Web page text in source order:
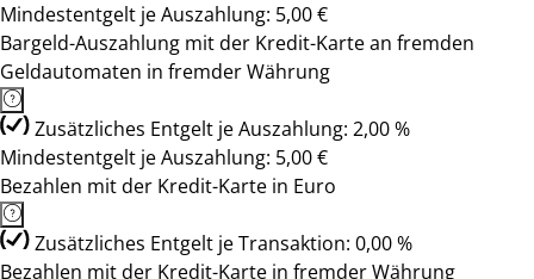
Mindestentgelt je Auszahlung: 5,00 €
Bargeld-Auszahlung mit der Kredit-Karte an fremden
Geldautomaten in fremder Währung
Zusätzliches Entgelt je Auszahlung: 2,00 %
Mindestentgelt je Auszahlung: 5,00 €
Bezahlen mit der Kredit-Karte in Euro
Zusätzliches Entgelt je Transaktion: 0,00 %
Bezahlen mit der Kredit-Karte in fremder Währung